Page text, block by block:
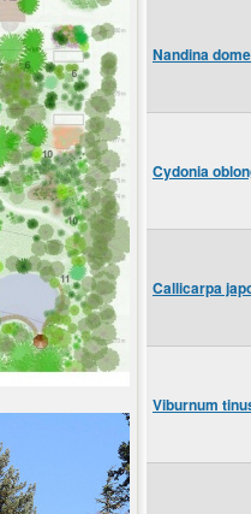
Nandina
Cydonia
Callicarpa
Viburnum